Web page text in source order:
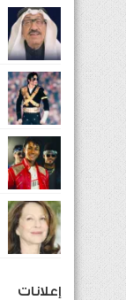
إعلانات